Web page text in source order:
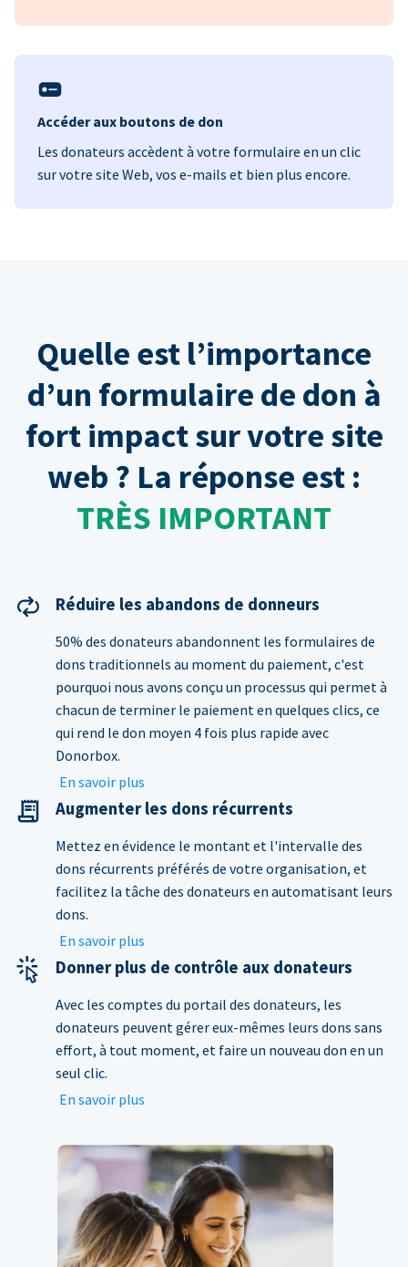
Accéder aux boutons de don
Les donateurs accèdent à votre formulaire en un clic
sur votre site Web, vos e-mails et bien plus encore.
Quelle est l’importance
d’un formulaire de don à
fort impact sur votre site
web ? La réponse est :
TRÈS IMPORTANT
Réduire les abandons de donneurs
50% des donateurs abandonnent les formulaires de
dons traditionnels au moment du paiement, c'est
pourquoi nous avons conçu un processus qui permet à
chacun de terminer le paiement en quelques clics, ce
qui rend le don moyen 4 fois plus rapide avec
Donorbox.
En savoir plus
Augmenter les dons récurrents
Mettez en évidence le montant et l'intervalle des
dons récurrents préférés de votre organisation, et
facilitez la tâche des donateurs en automatisant leurs
dons.
En savoir plus
Donner plus de contrôle aux donateurs
Avec les comptes du portail des donateurs, les
donateurs peuvent gérer eux-mêmes leurs dons sans
effort, à tout moment, et faire un nouveau don en un
seul clic.
En savoir plus